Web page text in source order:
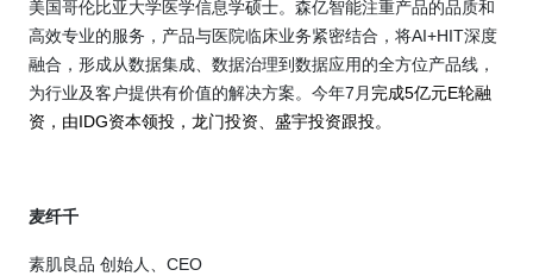
美国哥伦比亚大学医学信息学硕士。森亿智能注重产品的品质和
高效专业的服务，产品与医院临床业务紧密结合，将AI+HIT深度
融合，形成从数据集成、数据治理到数据应用的全方位产品线，
为行业及客户提供有价值的解决方案。今年7 月 完成5亿元E轮融
资，由IDG资本领投，龙门投资、盛宇投资跟投。
麦纤千
素肌良品 创始人、 CEO